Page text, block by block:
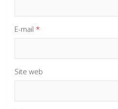
E-mail *
Site web